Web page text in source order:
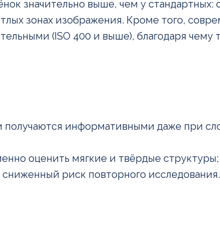
значительно выше, чем у стандартных:
зонах изображения. Кроме того,
(ISO 400 и выше), благодаря чему
информативными даже при
оценить мягкие и твёрдые структуры;
сниженный риск повторного исследования.